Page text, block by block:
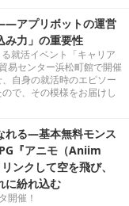
アプリボットの運営
み力」の重要性
就活イベント「キャリア
易センター浜松町館で開催
自身の就活時のエピソー
で、その模様をお届けし
れる―基本無料モンス
『アニモ（Aniim
ンクして空を飛び、
に紛れ込む
開催！